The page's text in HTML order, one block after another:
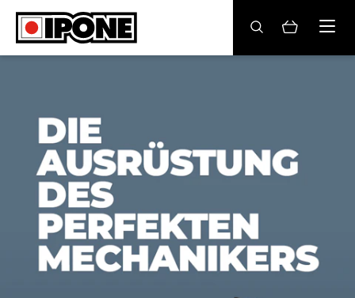
Ipone
PFLEGE
WARTUNG
LIFESTYLE
DIE MARKE
Fachhändler